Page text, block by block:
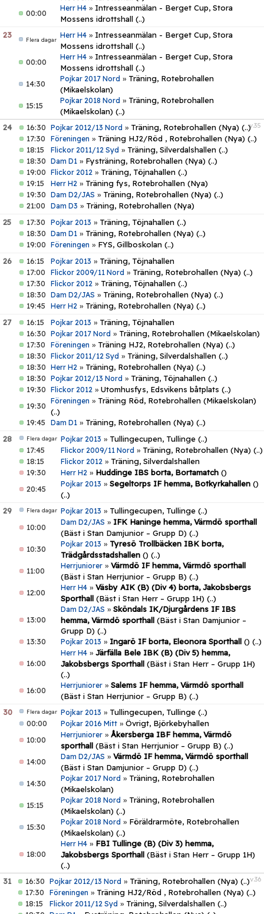
00:00
Herr H4 » Intresseanmälan - Berget Cup, Stora
Mossens idrottshall (..)
23
Flera dagar
Herr H4 » Intresseanmälan - Berget Cup, Stora
Mossens idrottshall (..)
00:00
Herr H4 » Intresseanmälan - Berget Cup, Stora
Mossens idrottshall (..)
14:30
Pojkar 2017 Nord » Träning, Rotebrohallen
(Mikaelskolan)
15:15
Pojkar 2018 Nord » Träning, Rotebrohallen
(Mikaelskolan) (..)
v.35
24 16:30 Pojkar 2012/13 Nord » Träning, Rotebrohallen (Nya) (..)
17:30 Föreningen » Träning HJ2/Röd , Rotebrohallen (Nya) (..)
18:15
Flickor 2011/12 Syd » Träning, Silverdalshallen (..)
18:30 Dam D1 » Fysträning, Rotebrohallen (Nya) (..)
19:00 Flickor 2012 » Träning, Töjnahallen (..)
19:15
Herr H2 » Träning fys, Rotebrohallen (Nya)
19:30 Dam D2/JAS » Träning, Rotebrohallen (Nya) (..)
21:00 Dam D3 » Träning, Rotebrohallen (Nya)
25
17:30 Pojkar 2013 » Träning, Töjnahallen (..)
18:30 Dam D1 » Träning, Rotebrohallen (Nya) (..)
19:00 Föreningen » FYS, Gillboskolan (..)
26
16:15 Pojkar 2013 » Träning, Töjnahallen
17:00 Flickor 2009/11 Nord » Träning, Rotebrohallen (Nya) (..)
17:30 Flickor 2012 » Träning, Töjnahallen (..)
18:30 Dam D2/JAS » Träning, Rotebrohallen (Nya) (..)
19:45 Herr H2 » Träning, Rotebrohallen (Nya) (..)
27
16:15 Pojkar 2013 » Träning, Töjnahallen
16:30 Pojkar 2017 Nord » Träning, Rotebrohallen (Mikaelskolan)
17:30 Föreningen » Träning HJ2, Rotebrohallen (Nya) (..)
18:30 Flickor 2011/12 Syd » Träning, Silverdalshallen (..)
18:30 Herr H2 » Träning, Rotebrohallen (Nya) (..)
18:30 Pojkar 2012/13 Nord » Träning, Töjnahallen (..)
19:30 Flickor 2012 » Utomhusfys, Edsvikens båtplats (..)
19:30
Föreningen » Träning Röd, Rotebrohallen (Mikaelskolan)
(..)
19:45 Dam D1 » Träning, Rotebrohallen (Nya) (..)
28
Flera dagar Pojkar 2013 » Tullingecupen, Tullinge (..)
17:45
Flickor 2009/11 Nord » Träning, Rotebrohallen (Nya) (..)
18:15
Flickor 2012 » Träning, Silverdalshallen
19:30
Herr H2 » Huddinge IBS borta, Bortamatch ()
20:45
Pojkar 2013 » Segeltorps IF hemma, Botkyrkahallen ()
(..)
29
Flera dagar Pojkar 2013 » Tullingecupen, Tullinge (..)
10:00
Dam D2/JAS » IFK Haninge hemma, Värmdö sporthall
(Bäst i Stan Damjunior – Grupp D) (..)
10:30
Pojkar 2013 » Tyresö Trollbäcken IBK borta,
Trädgårdsstadshallen () (..)
11:00
Herrjuniorer » Värmdö IF hemma, Värmdö sporthall
(Bäst i Stan Herrjunior – Grupp B) (..)
12:00
Herr H4 » Väsby AIK (B) (Div 4) borta, Jakobsbergs
Sporthall (Bäst i Stan Herr – Grupp 1H) (..)
13:00
Dam D2/JAS » Sköndals IK/Djurgårdens IF IBS
hemma, Värmdö sporthall (Bäst i Stan Damjunior –
Grupp D) (..)
13:30
Pojkar 2013 » Ingarö IF borta, Eleonora Sporthall () (..)
16:00
Herr H4 » Järfälla Bele IBK (B) (Div 5) hemma,
Jakobsbergs Sporthall (Bäst i Stan Herr – Grupp 1H)
(..)
16:00
Herrjuniorer » Salems IF hemma, Värmdö sporthall
(Bäst i Stan Herrjunior – Grupp B) (..)
30
Flera dagar Pojkar 2013 » Tullingecupen, Tullinge (..)
00:00
Pojkar 2016 Mitt » Övrigt, Björkebyhallen
10:00
Herrjuniorer » Åkersberga IBF hemma, Värmdö
sporthall (Bäst i Stan Herrjunior – Grupp B) (..)
14:00
Dam D2/JAS » Värmdö IF hemma, Värmdö sporthall
(Bäst i Stan Damjunior – Grupp D) (..)
14:30
Pojkar 2017 Nord » Träning, Rotebrohallen
(Mikaelskolan)
15:15
Pojkar 2018 Nord » Träning, Rotebrohallen
(Mikaelskolan) (..)
15:30
Pojkar 2018 Nord » Föräldrarmöte, Rotebrohallen
(Mikaelskolan) (..)
18:00
Herr H4 » FBI Tullinge (B) (Div 3) hemma,
Jakobsbergs Sporthall (Bäst i Stan Herr – Grupp 1H)
(..)
v.36
31 16:30 Pojkar 2012/13 Nord » Träning, Rotebrohallen (Nya) (..)
17:30 Föreningen » Träning HJ2/Röd , Rotebrohallen (Nya) (..)
18:15
Flickor 2011/12 Syd » Träning, Silverdalshallen (..)